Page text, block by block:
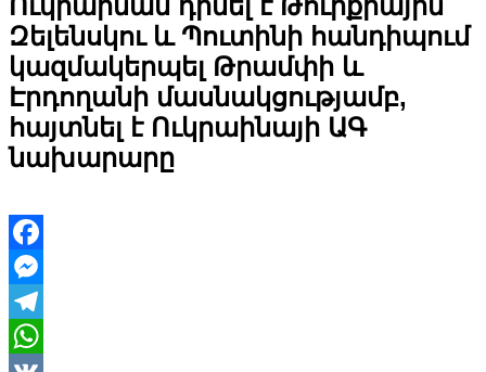
Ուկրաինան դիմել է Թուրքիային
Զելենսկու և Պուտինի հանդիպում
կազմակերպել Թրամփի և
Էրդողանի մասնակցությամբ,
հայտնել է Ուկրաինայի ԱԳ
նախարարը
Facebook
Messenger
Telegram